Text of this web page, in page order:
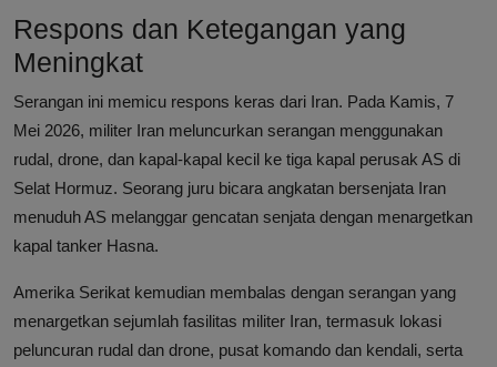
Respons dan Ketegangan yang
Meningkat
Serangan ini memicu respons keras dari Iran. Pada Kamis, 7
Mei 2026, militer Iran meluncurkan serangan menggunakan
rudal, drone, dan kapal-kapal kecil ke tiga kapal perusak AS di
Selat Hormuz. Seorang juru bicara angkatan bersenjata Iran
menuduh AS melanggar gencatan senjata dengan menargetkan
kapal tanker Hasna.
Amerika Serikat kemudian membalas dengan serangan yang
menargetkan sejumlah fasilitas militer Iran, termasuk lokasi
peluncuran rudal dan drone, pusat komando dan kendali, serta